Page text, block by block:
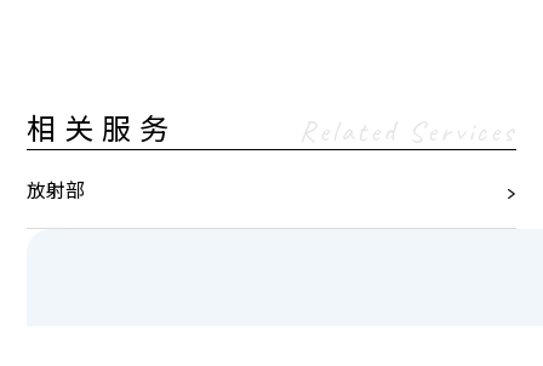
相关服务 Related Services
放射部